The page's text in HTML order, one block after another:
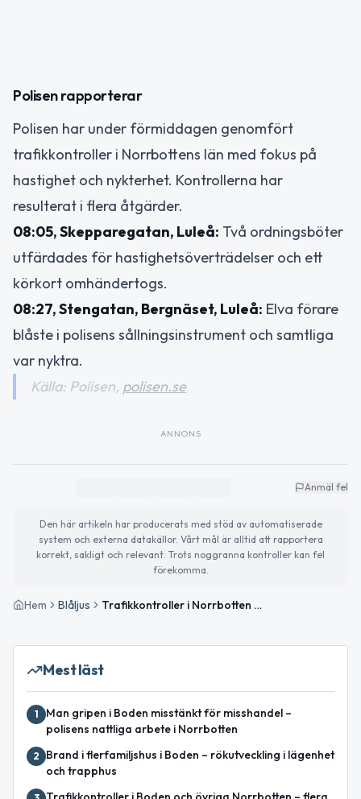
Polisen rapporterar
Polisen har under förmiddagen genomfört
trafikkontroller i Norrbottens län med fokus på
hastighet och nykterhet. Kontrollerna har
resulterat i flera åtgärder.
08:05, Skepparegatan, Luleå: Två ordningsböter
utfärdades för hastighetsöverträdelser och ett
körkort omhändertogs.
08:27, Stengatan, Bergnäset, Luleå: Elva förare
blåste i polisens sållningsinstrument och samtliga
var nyktra.
Källa: Polisen, polisen.se
ANNONS
Anmäl fel
Den här artikeln har producerats med stöd av automatiserade
system och externa datakällor. Vårt mål är alltid att rapportera
korrekt, sakligt och relevant. Trots noggranna kontroller kan fel
förekomma.
Hem Blåljus Trafikkontroller i Norrbotten – böter och omhändertaget körkort
Mest läst
1
Man gripen i Boden misstänkt för misshandel –
polisens nattliga arbete i Norrbotten
2
Brand i flerfamiljshus i Boden – rökutveckling i lägenhet
och trapphus